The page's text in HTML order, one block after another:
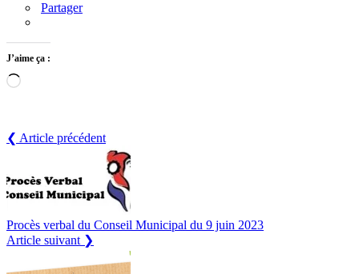
Partager
J’aime ça :
Chargement…
❮ Article précédent
Procès verbal du Conseil Municipal du 9 juin 2023
Article suivant ❯